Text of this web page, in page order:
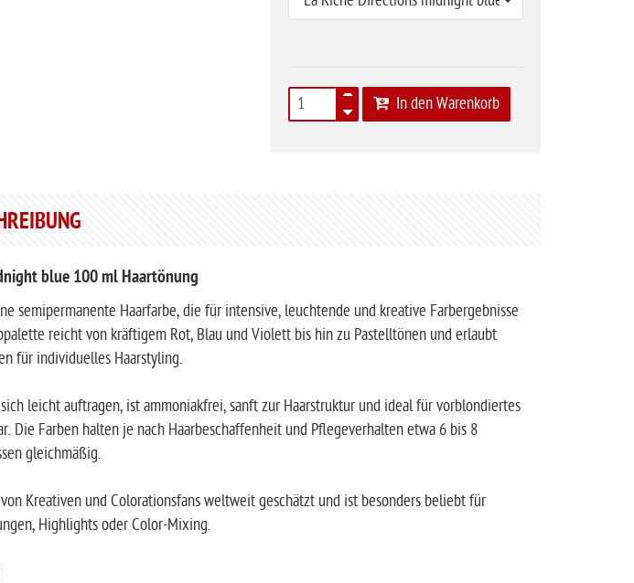
In den Warenkorb
blue 100 ml Haartönung
semipermanente Haarfarbe, die für intensive, leuchtende und kreative Farbergebnisse
reicht von kräftigem Rot, Blau und Violett bis hin zu Pastelltönen und erlaubt
für individuelles Haarstyling.
leicht auftragen, ist ammoniakfrei, sanft zur Haarstruktur und ideal für vorblondiertes
Die Farben halten je nach Haarbeschaffenheit und Pflegeverhalten etwa 6 bis 8
gleichmäßig.
Kreativen und Colorationsfans weltweit geschätzt und ist besonders beliebt für
Highlights oder Color-Mixing.